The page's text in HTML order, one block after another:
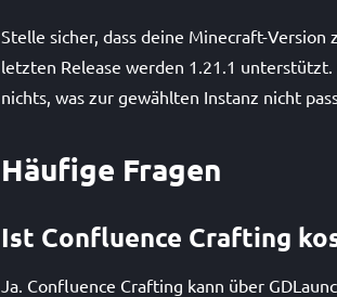
Stelle sicher, dass deine Minecraft-
letzten Release werden 1.21.1
nichts, was zur gewählten Instanz nicht
Häufige Fragen
Ist Confluence Crafting
Ja. Confluence Crafting kann über